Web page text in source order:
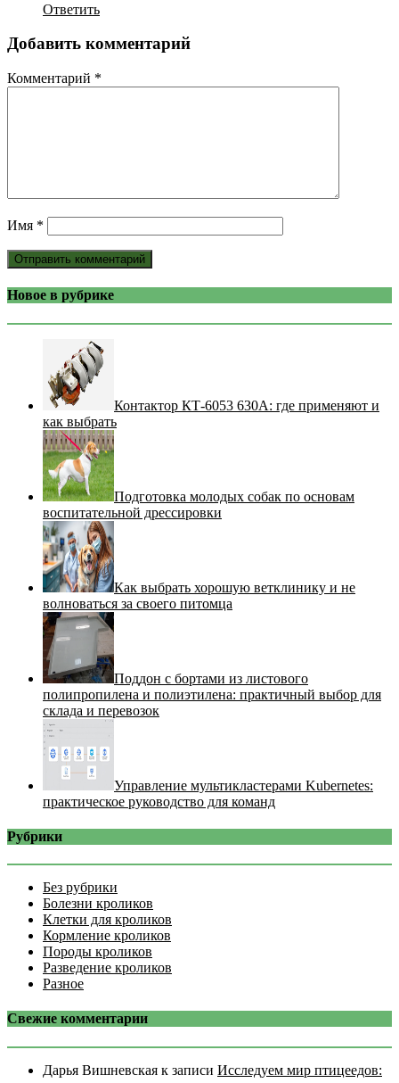
Ответить
Добавить комментарий
Комментарий *
Имя *
Новое в рубрике
Контактор КТ-6053 630А: где применяют и
как выбрать
Подготовка молодых собак по основам
воспитательной дрессировки
Как выбрать хорошую ветклинику и не
волноваться за своего питомца
Поддон с бортами из листового
полипропилена и полиэтилена: практичный выбор для
склада и перевозок
Управление мультикластерами Kubernetes:
практическое руководство для команд
Рубрики
Без рубрики
Болезни кроликов
Клетки для кроликов
Кормление кроликов
Породы кроликов
Разведение кроликов
Разное
Свежие комментарии
Дарья Вишневская к записи Исследуем мир птицеедов: